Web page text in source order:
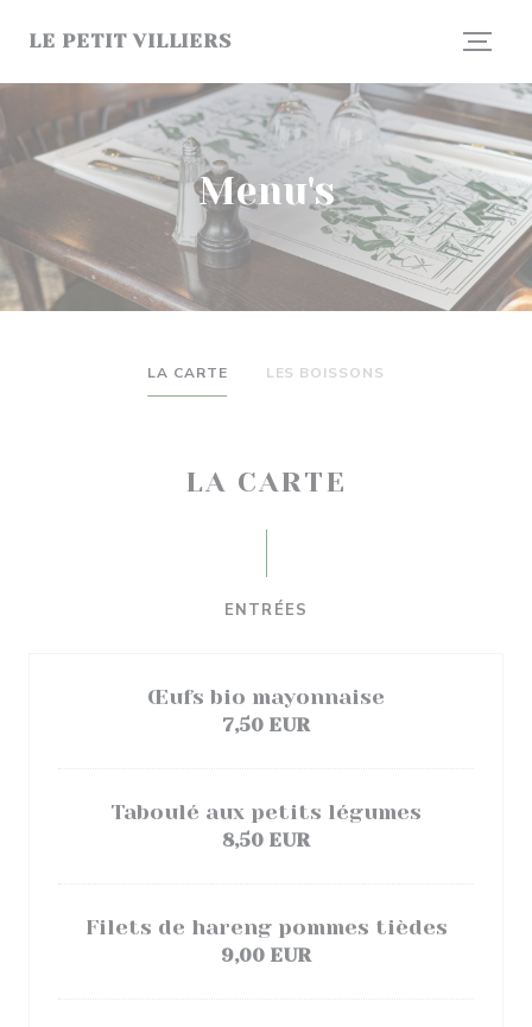
LE PETIT VILLIERS
Menu's
LA CARTE LES BOISSONS
LA CARTE
ENTRÉES
Œufs bio mayonnaise
7,50 EUR
Taboulé aux petits légumes
8,50 EUR
Filets de hareng pommes tièdes
9,00 EUR